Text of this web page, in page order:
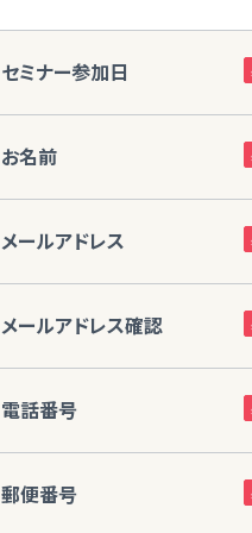
セミナー参加日
お名前
メールアドレス
メールアドレス確認
電話番号
郵便番号